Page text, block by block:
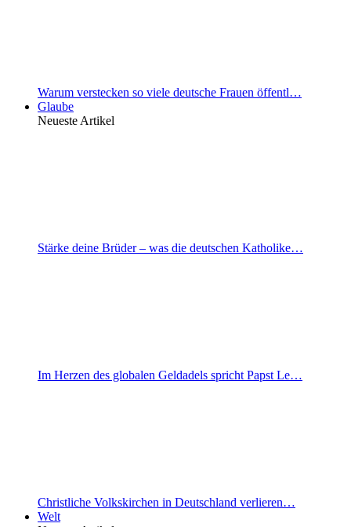
Warum verstecken so viele deutsche Frauen öffentl…
Glaube
Neueste Artikel
Stärke deine Brüder – was die deutschen Katholike…
Im Herzen des globalen Geldadels spricht Papst Le…
Christliche Volkskirchen in Deutschland verlieren…
Welt